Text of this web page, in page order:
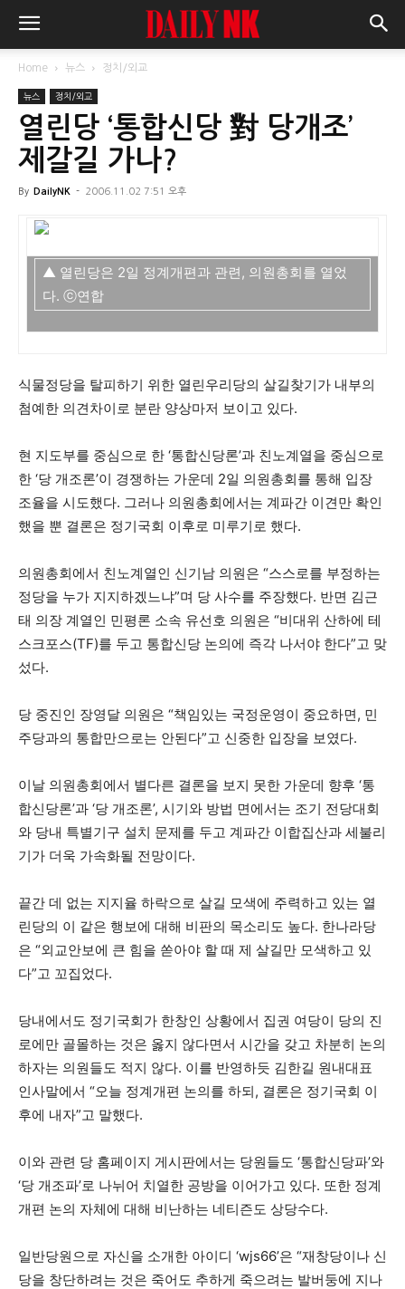
Home 뉴스 정치/외교
뉴스 정치/외교
열린당 ‘통합신당 對 당개조’
제갈길 가나?
By DailyNK - 2006.11.02 7:51 오후
▲ 열린당은 2일 정계개편과 관련, 의원총회를 열었
다. ⓒ연합
식물정당을 탈피하기 위한 열린우리당의 살길찾기가 내부의
첨예한 의견차이로 분란 양상마저 보이고 있다.
현 지도부를 중심으로 한 ‘통합신당론’과 친노계열을 중심으로
한 ‘당 개조론’이 경쟁하는 가운데 2일 의원총회를 통해 입장
조율을 시도했다. 그러나 의원총회에서는 계파간 이견만 확인
했을 뿐 결론은 정기국회 이후로 미루기로 했다.
의원총회에서 친노계열인 신기남 의원은 “스스로를 부정하는
정당을 누가 지지하겠느냐”며 당 사수를 주장했다. 반면 김근
태 의장 계열인 민평론 소속 유선호 의원은 “비대위 산하에 테
스크포스(TF)를 두고 통합신당 논의에 즉각 나서야 한다”고 맞
섰다.
당 중진인 장영달 의원은 “책임있는 국정운영이 중요하면, 민
주당과의 통합만으로는 안된다”고 신중한 입장을 보였다.
이날 의원총회에서 별다른 결론을 보지 못한 가운데 향후 ‘통
합신당론’과 ‘당 개조론’, 시기와 방법 면에서는 조기 전당대회
와 당내 특별기구 설치 문제를 두고 계파간 이합집산과 세불리
기가 더욱 가속화될 전망이다.
끝간 데 없는 지지율 하락으로 살길 모색에 주력하고 있는 열
린당의 이 같은 행보에 대해 비판의 목소리도 높다. 한나라당
은 “외교안보에 큰 힘을 쏟아야 할 때 제 살길만 모색하고 있
다”고 꼬집었다.
당내에서도 정기국회가 한창인 상황에서 집권 여당이 당의 진
로에만 골몰하는 것은 옳지 않다면서 시간을 갖고 차분히 논의
하자는 의원들도 적지 않다. 이를 반영하듯 김한길 원내대표
인사말에서 “오늘 정계개편 논의를 하되, 결론은 정기국회 이
후에 내자”고 말했다.
이와 관련 당 홈페이지 게시판에서는 당원들도 ‘통합신당파’와
‘당 개조파’로 나뉘어 치열한 공방을 이어가고 있다. 또한 정계
개편 논의 자체에 대해 비난하는 네티즌도 상당수다.
일반당원으로 자신을 소개한 아이디 ‘wjs66’은 “재창당이나 신
당을 창단하려는 것은 죽어도 추하게 죽으려는 발버둥에 지나